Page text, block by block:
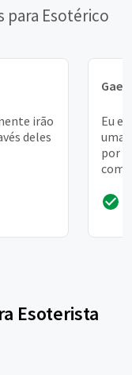
para Esotérico
irão
deles
Gael
Eu
uma
por
Esoterista